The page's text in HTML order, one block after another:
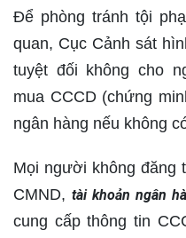
Để phòng tránh tội
quan, Cục Cảnh sát
tuyệt đối không cho
mua CCCD (chứng
ngân hàng nếu không
Mọi người không đăng
CMND, tài khoản ngân
cung cấp thông tin